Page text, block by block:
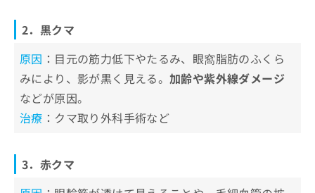
2．黒クマ
原因 ：目元の筋力低下やたるみ、眼窩脂肪のふくら
みにより、影が黒く見える。加齢や紫外線ダメージ
などが原因。
治療 ：クマ取り外科手術など
3．赤クマ